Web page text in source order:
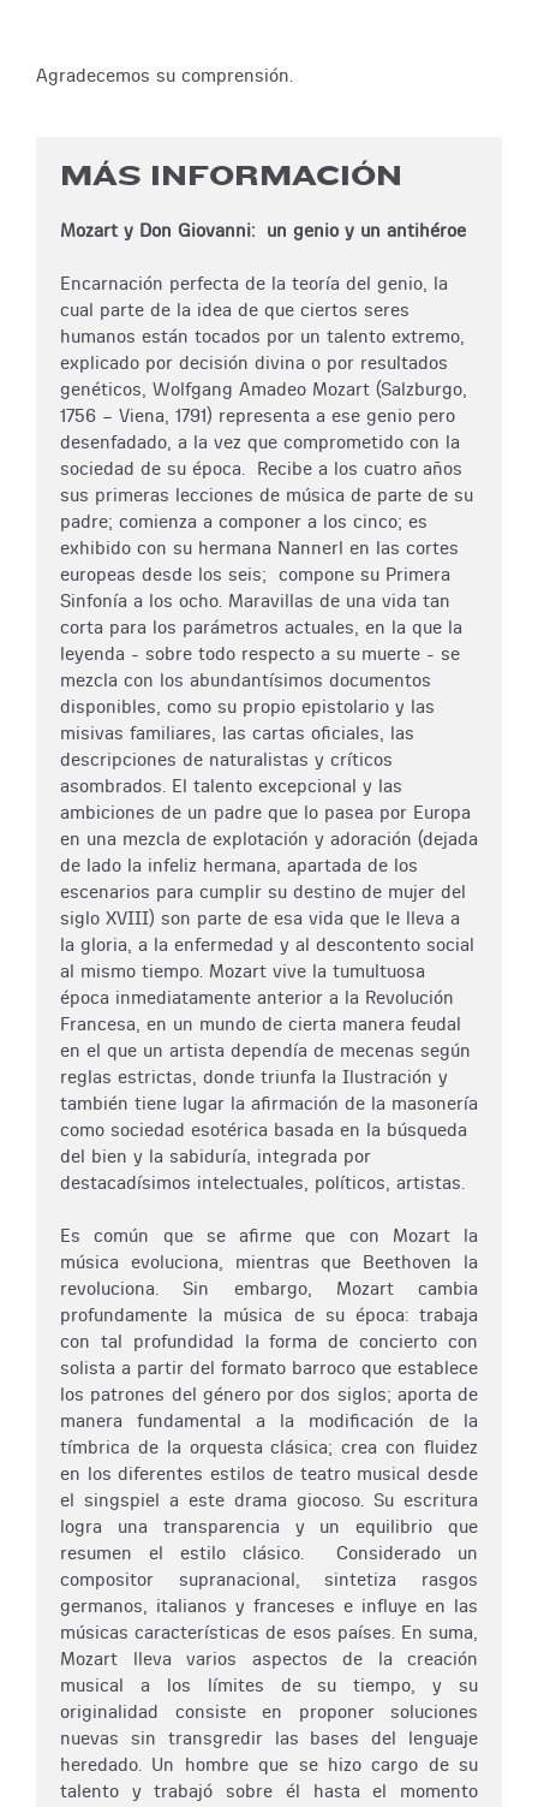
Agradecemos su comprensión.
MÁS INFORMACIÓN
Mozart y Don Giovanni: un genio y un antihéroe
Encarnación perfecta de la teoría del genio, la
cual parte de la idea de que ciertos seres
humanos están tocados por un talento extremo,
explicado por decisión divina o por resultados
genéticos, Wolfgang Amadeo Mozart (Salzburgo,
1756 – Viena, 1791) representa a ese genio pero
desenfadado, a la vez que comprometido con la
sociedad de su época. Recibe a los cuatro años
sus primeras lecciones de música de parte de su
padre; comienza a componer a los cinco; es
exhibido con su hermana Nannerl en las cortes
europeas desde los seis; compone su Primera
Sinfonía a los ocho. Maravillas de una vida tan
corta para los parámetros actuales, en la que la
leyenda - sobre todo respecto a su muerte - se
mezcla con los abundantísimos documentos
disponibles, como su propio epistolario y las
misivas familiares, las cartas oficiales, las
descripciones de naturalistas y críticos
asombrados. El talento excepcional y las
ambiciones de un padre que lo pasea por Europa
en una mezcla de explotación y adoración (dejada
de lado la infeliz hermana, apartada de los
escenarios para cumplir su destino de mujer del
siglo XVIII) son parte de esa vida que le lleva a
la gloria, a la enfermedad y al descontento social
al mismo tiempo. Mozart vive la tumultuosa
época inmediatamente anterior a la Revolución
Francesa, en un mundo de cierta manera feudal
en el que un artista dependía de mecenas según
reglas estrictas, donde triunfa la Ilustración y
también tiene lugar la afirmación de la masonería
como sociedad esotérica basada en la búsqueda
del bien y la sabiduría, integrada por
destacadísimos intelectuales, políticos, artistas.
Es común que se afirme que con Mozart la
música evoluciona, mientras que Beethoven la
revoluciona. Sin embargo, Mozart cambia
profundamente la música de su época: trabaja
con tal profundidad la forma de concierto con
solista a partir del formato barroco que establece
los patrones del género por dos siglos; aporta de
manera fundamental a la modificación de la
tímbrica de la orquesta clásica; crea con fluidez
en los diferentes estilos de teatro musical desde
el singspiel a este drama giocoso. Su escritura
logra una transparencia y un equilibrio que
resumen el estilo clásico. Considerado un
compositor supranacional, sintetiza rasgos
germanos, italianos y franceses e influye en las
músicas características de esos países. En suma,
Mozart lleva varios aspectos de la creación
musical a los límites de su tiempo, y su
originalidad consiste en proponer soluciones
nuevas sin transgredir las bases del lenguaje
heredado. Un hombre que se hizo cargo de su
talento y trabajó sobre él hasta el momento